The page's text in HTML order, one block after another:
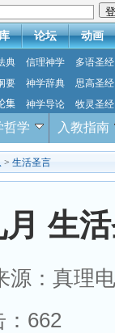
论坛 动画
典 信理神学
多语圣经
要 神学辞典
思高圣经
集 神学导论 牧灵圣经
哲学 入教指南
> 生活圣言
生
源：真理
662